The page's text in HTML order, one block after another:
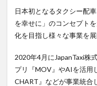
日本初となるタクシー配
を幸せに」のコンセプト
化を目指し様々な事業を展
2020年4月にJapanTaxi株
プリ『MOV』やAIを活用
CHART』などが事業統合